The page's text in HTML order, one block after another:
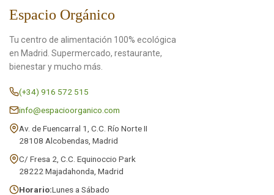
Espacio Orgánico
Tu centro de alimentación 100% ecológica
en Madrid. Supermercado, restaurante,
bienestar y mucho más.
(+34) 916 572 515
info@espacioorganico.com
Av. de Fuencarral 1, C.C. Río Norte II
28108 Alcobendas, Madrid
C/ Fresa 2, C.C. Equinoccio Park
28222 Majadahonda, Madrid
Horario:Lunes a Sábado